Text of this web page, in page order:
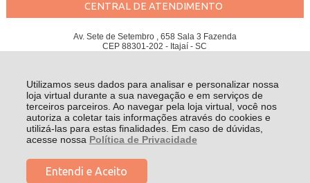
Utilizamos seus dados para analisar e personalizar nossa
loja virtual durante a sua navegação e em serviços de
terceiros parceiros. Ao navegar pela loja virtual, você nos
autoriza a coletar tais informações através do cookies e
utilizá-las para estas finalidades. Em caso de dúvidas,
acesse nossa Política de Privacidade
Entendi e Aceito
CENTRAL DE ATENDIMENTO
Av. Sete de Setembro , 658 Sala 3 Fazenda
CEP 88301-202 - Itajaí - SC
Todos os direitos reservados
-Santos Bikes -